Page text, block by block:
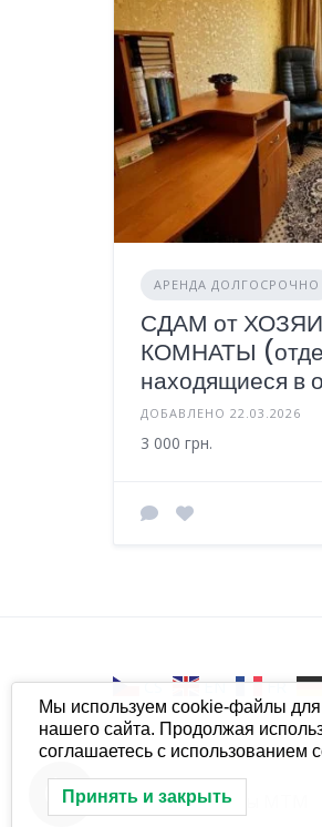
АРЕНДА ДОЛГОСРОЧНО
СДАМ от
КОМНАТЫ
находящиеся в
ДОБАВЛЕНО 22.03.2026
3 000 грн.
CS EN FR
МТМ Группы МТМ
Мы используем cookie-файлы
нашего сайта. Продолжая
соглашаетесь с использованием
Принять и закрыть